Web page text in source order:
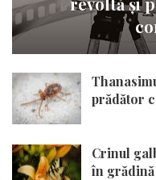
prădător
Crinul
în grădină